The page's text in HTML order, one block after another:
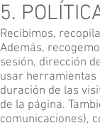
5.
Recibimos,
Además,
sesión, dirección
usar herramientas
duración de las
de la página.
comunicaciones),